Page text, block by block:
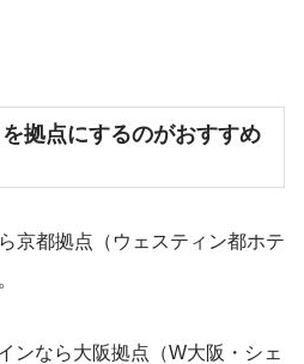
拠点にするのがおすすめ
京都拠点（ウェスティン都ホテ
ンなら大阪拠点（W大阪・シェ